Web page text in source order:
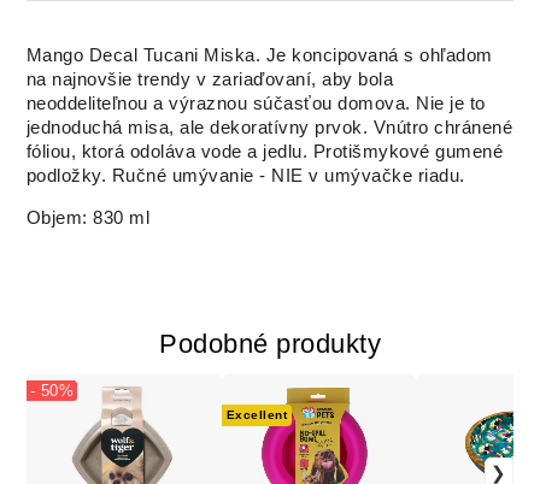
Mango Decal Tucani Miska. Je koncipovaná s ohľadom
na najnovšie trendy v zariaďovaní, aby bola
neoddeliteľnou a výraznou súčasťou domova. Nie je to
jednoduchá misa, ale dekoratívny prvok. Vnútro chránené
fóliou, ktorá odoláva vode a jedlu. Protišmykové gumené
podložky. Ručné umývanie - NIE v umývačke riadu.
Objem: 830 ml
Podobné produkty
- 50%
Excellent